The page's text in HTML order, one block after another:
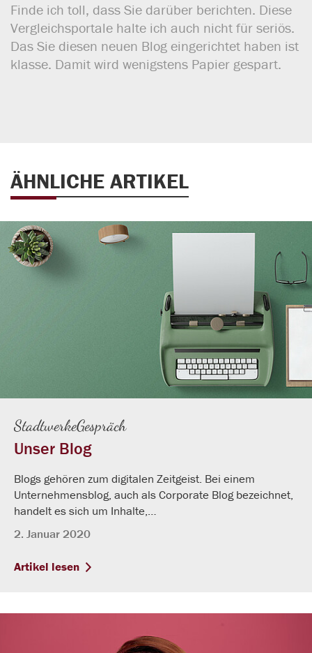
Finde ich toll, dass Sie darüber berichten. Diese
Vergleichsportale halte ich auch nicht für seriös.
Das Sie diesen neuen Blog eingerichtet haben ist
klasse. Damit wird wenigstens Papier gespart.
ÄHNLICHE ARTIKEL
Unser Blog
StadtwerkeGespräch
Blogs gehören zum digitalen Zeitgeist. Bei einem
Unternehmensblog, auch als Corporate Blog bezeichnet,
handelt es sich um Inhalte,…
2. Januar 2020
Artikel lesen